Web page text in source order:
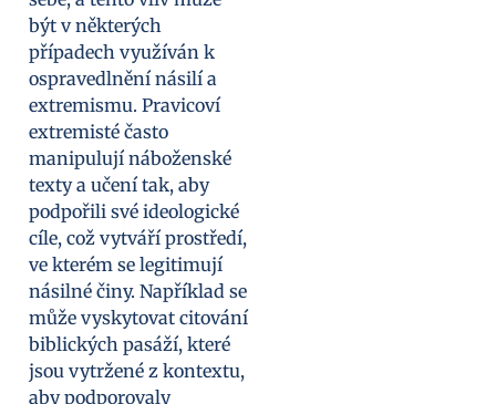
být v některých
případech využíván k
ospravedlnění násilí a
extremismu. Pravicoví
extremisté často
manipulují náboženské
texty a učení tak, aby
podpořili své ideologické
cíle, což vytváří prostředí,
ve kterém se legitimují
násilné činy. Například se
může vyskytovat citování
biblických pasáží, které
jsou vytržené z kontextu,
aby podporovaly